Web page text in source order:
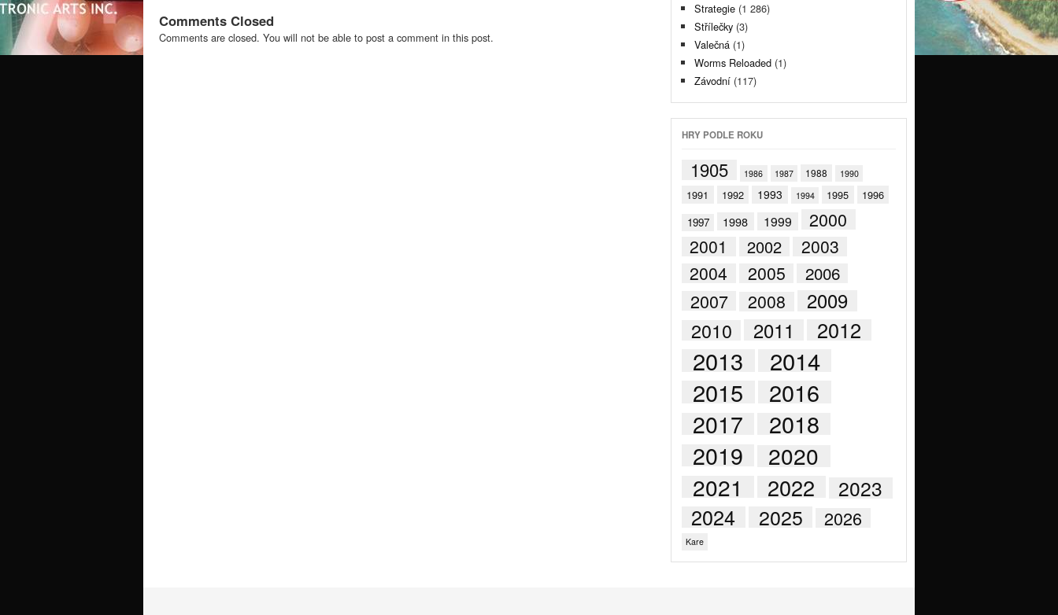
Comments Closed
Comments are closed. You will not be able to post a comment in this post.
Strategie(1 286)
Střílečky(3)
Valečná(1)
Worms Reloaded(1)
Závodní(117)
HRY PODLE ROKU
1905 1986 1987 1988 1990
1991 1992 1993 1994 1995
1996
1997
1998 1999 2000
2001 2002
2003
2004
2005 2006
2007 2008
2009
2010
2011 2012
2013 2014
2015
2016
2017
2018
2019
2020
2021
2022 2023
2024 2025 2026
Kare